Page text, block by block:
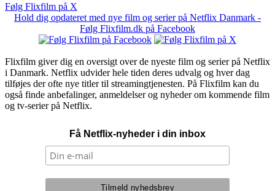
Følg Flixfilm på X
Hold dig opdateret med nye film og serier på Netflix Danmark -
Følg Flixfilm.dk på Facebook
Flixfilm giver dig en oversigt over de nyeste film og serier på Netflix
i Danmark. Netflix udvider hele tiden deres udvalg og hver dag
tilføjes der ofte nye titler til streamingtjenesten. På Flixfilm kan du
også finde anbefalinger, anmeldelser og nyheder om kommende film
og tv-serier på Netflix.
Få Netflix-nyheder i din inbox